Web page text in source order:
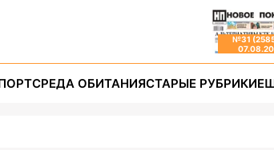
№31
СРЕДА ОБИТАНИЯСТАРЫЕ РУБРИКИ